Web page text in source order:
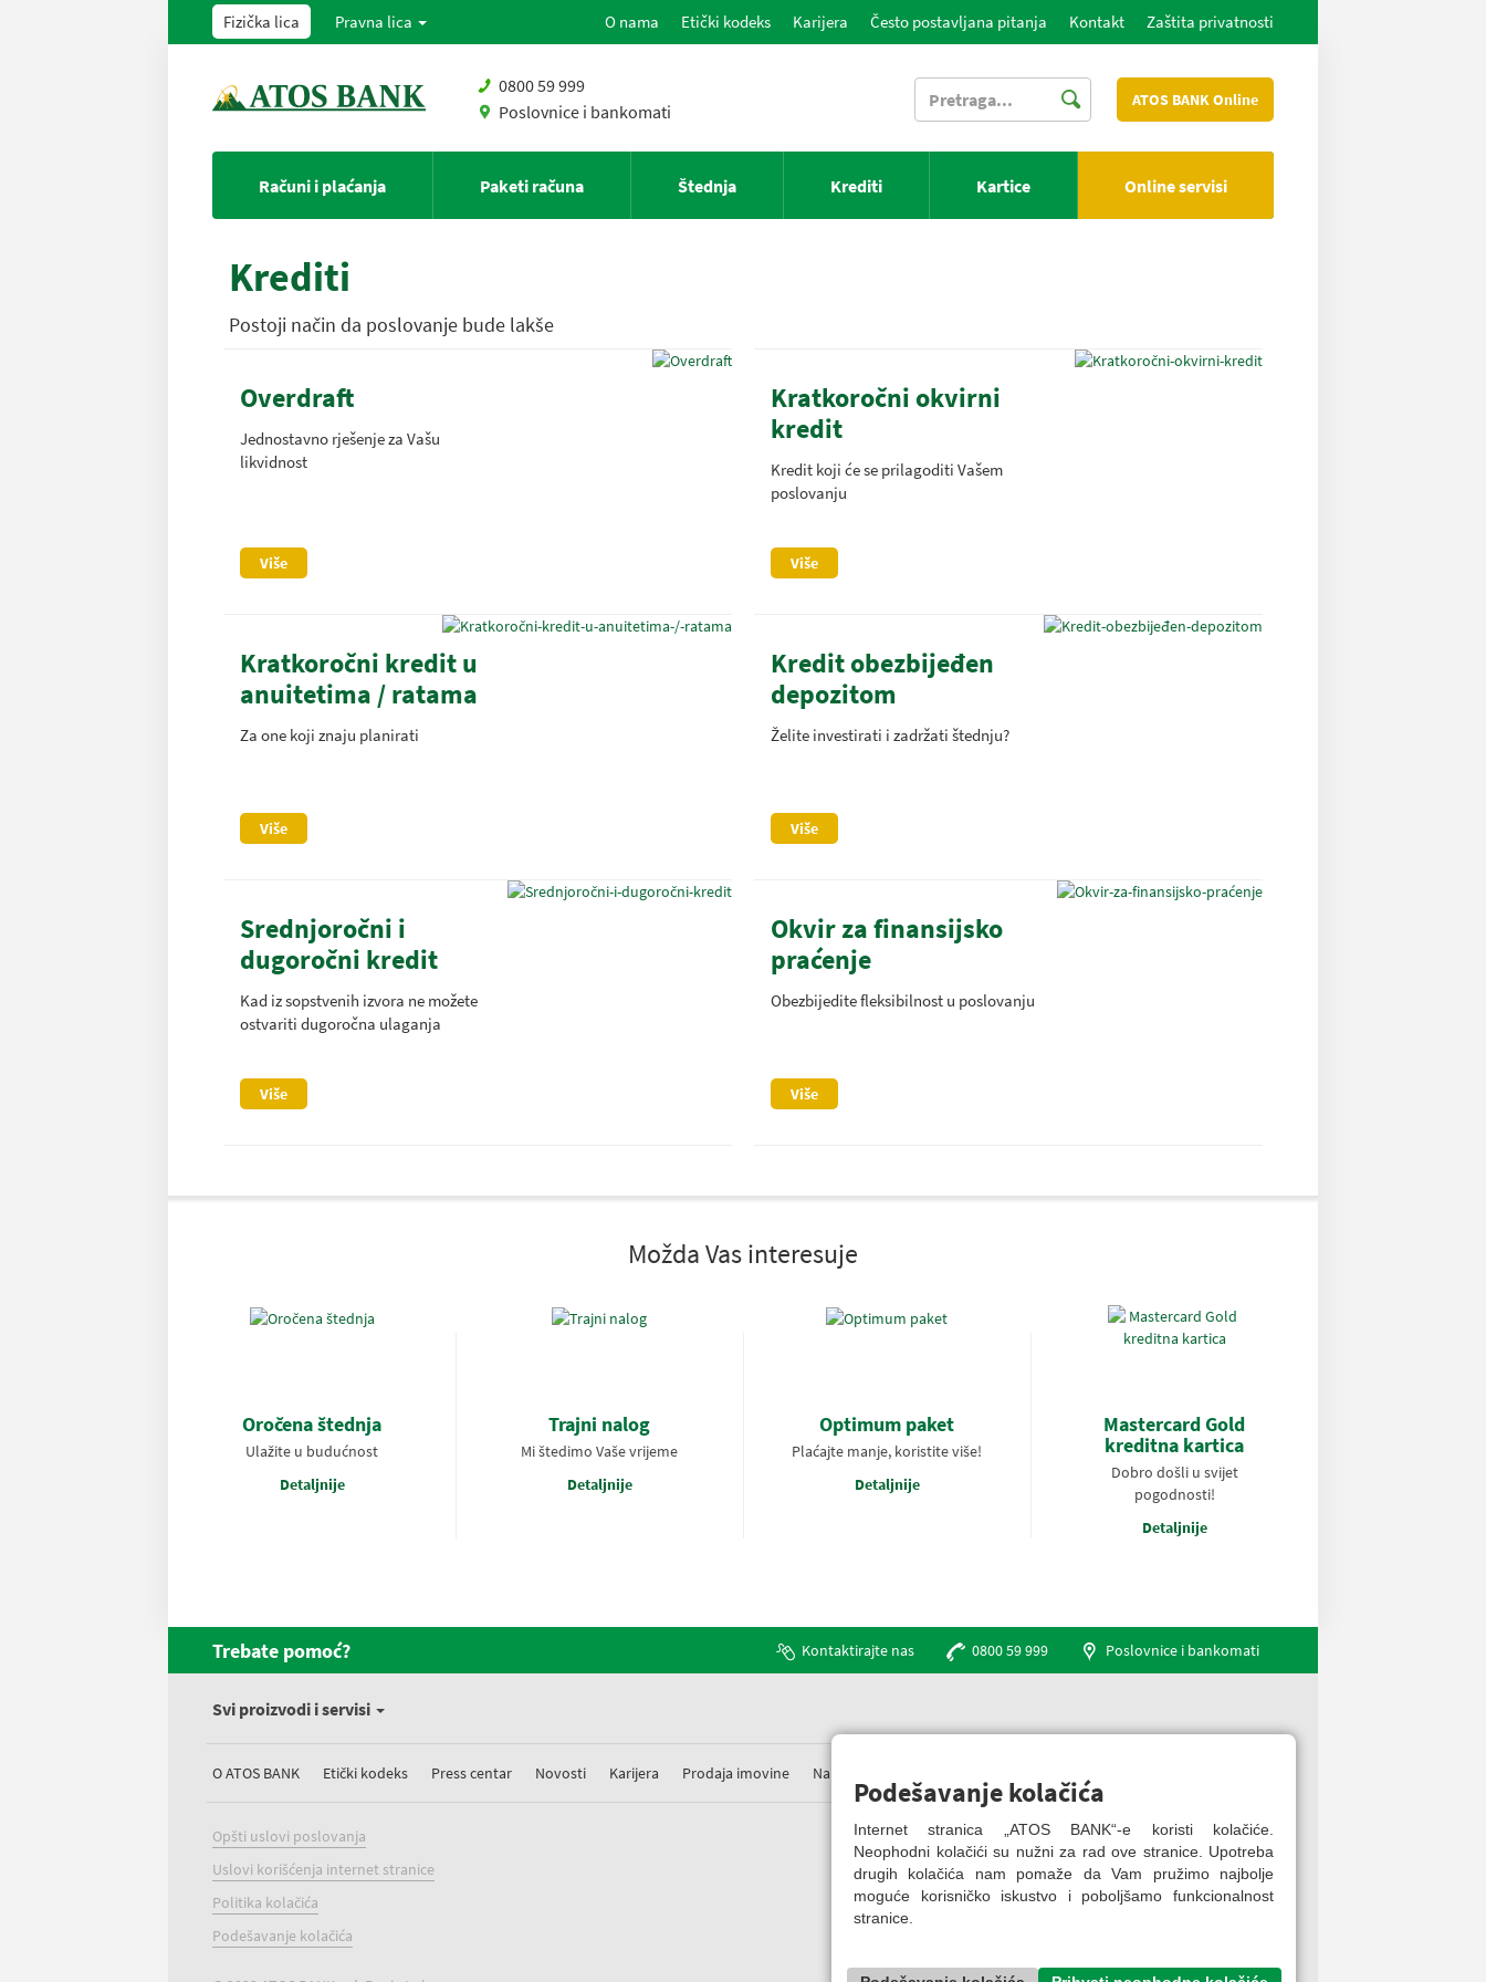
Fizička lica Pravna lica O nama Etički kodeks Karijera Često postavljana pitanja Kontakt Zaštita privatnosti
0800 59 999
Poslovnice i bankomati
ATOS BANK Online
Računi i plaćanja Paketi računa Štednja Krediti Kartice Online servisi
Krediti
Postoji način da poslovanje bude lakše
Overdraft
Jednostavno rješenje za Vašu
likvidnost
Više
Kratkoročni okvirni
kredit
Kredit koji će se prilagoditi Vašem
poslovanju
Više
Kratkoročni kredit u
anuitetima / ratama
Za one koji znaju planirati
Više
Kredit obezbijeđen
depozitom
Želite investirati i zadržati štednju?
Više
Srednjoročni i
dugoročni kredit
Kad iz sopstvenih izvora ne možete
ostvariti dugoročna ulaganja
Više
Okvir za finansijsko
praćenje
Obezbijedite fleksibilnost u poslovanju
Više
Možda Vas interesuje
Oročena štednja
Ulažite u budućnost
Detaljnije
Trajni nalog
Mi štedimo Vaše vrijeme
Detaljnije
Optimum paket
Plaćajte manje, koristite više!
Detaljnije
Mastercard Gold
kreditna kartica
Dobro došli u svijet
pogodnosti!
Detaljnije
Trebate pomoć? Kontaktirajte nas 0800 59 999 Poslovnice i bankomati
Svi proizvodi i servisi
O ATOS BANK Etički kodeks Press centar Novosti Karijera Prodaja imovine Nabavke
Opšti uslovi poslovanja
Uslovi korišćenja internet stranice
Politika kolačića
Podešavanje kolačića
Podešavanje kolačića
Internet stranica „ATOS BANK“-e koristi kolačiće.
Neophodni kolačići su nužni za rad ove stranice. Upotreba
drugih kolačića nam pomaže da Vam pružimo najbolje
moguće korisničko iskustvo i poboljšamo funkcionalnost
stranice.